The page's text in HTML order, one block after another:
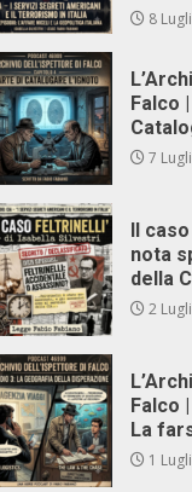
8
Falco
7
Il
nota
della
2
Falco
La
1